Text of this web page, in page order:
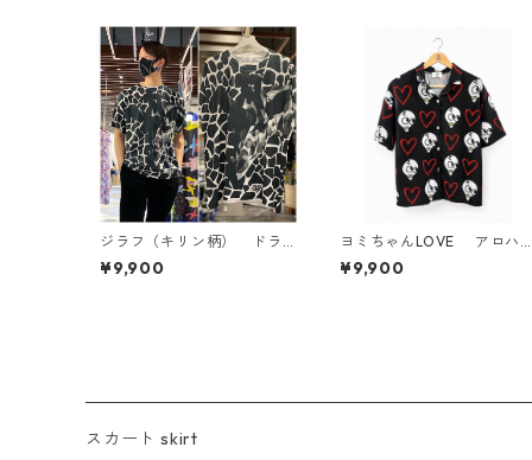
ジラフ（キリン柄） ドラ
イ Tシャツ（キッズ〜大人X
L）
¥9,900
ヨミちゃんLOVE アロハ
ャツ（XS〜XXL）
¥9,900
スカート skirt